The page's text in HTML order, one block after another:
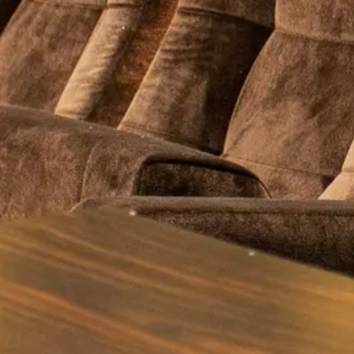
Tarieven
Parkeren en